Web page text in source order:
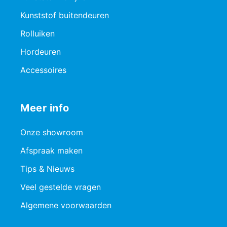
Kunststof buitendeuren
Rolluiken
Hordeuren
Accessoires
Meer info
Onze showroom
Afspraak maken
Tips & Nieuws
Veel gestelde vragen
Algemene voorwaarden